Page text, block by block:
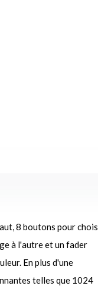
8 boutons pour
à l'autre et un fader
En plus d'une
telles que 1024